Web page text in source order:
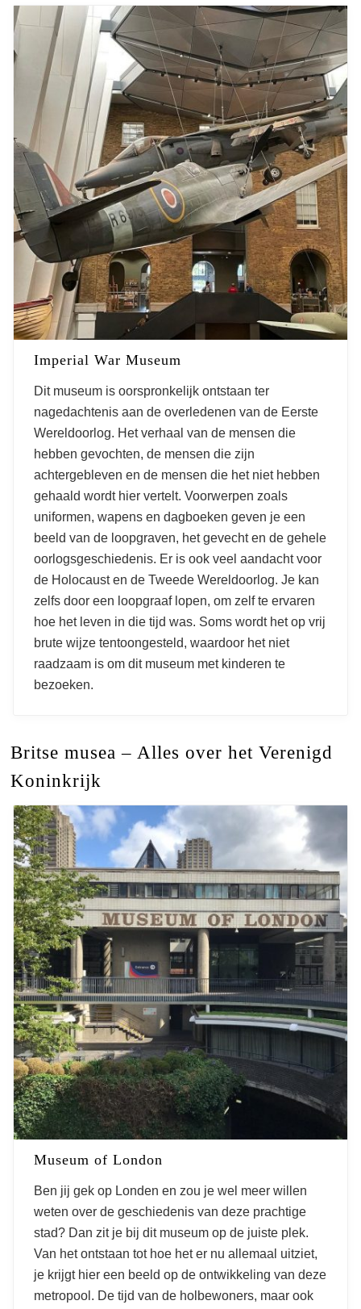
Imperial War Museum
Dit museum is oorspronkelijk ontstaan ter
nagedachtenis aan de overledenen van de Eerste
Wereldoorlog. Het verhaal van de mensen die
hebben gevochten, de mensen die zijn
achtergebleven en de mensen die het niet hebben
gehaald wordt hier vertelt. Voorwerpen zoals
uniformen, wapens en dagboeken geven je een
beeld van de loopgraven, het gevecht en de gehele
oorlogsgeschiedenis. Er is ook veel aandacht voor
de Holocaust en de Tweede Wereldoorlog. Je kan
zelfs door een loopgraaf lopen, om zelf te ervaren
hoe het leven in die tijd was. Soms wordt het op vrij
brute wijze tentoongesteld, waardoor het niet
raadzaam is om dit museum met kinderen te
bezoeken.
Britse musea – Alles over het Verenigd
Koninkrijk
Museum of London
Ben jij gek op Londen en zou je wel meer willen
weten over de geschiedenis van deze prachtige
stad? Dan zit je bij dit museum op de juiste plek.
Van het ontstaan tot hoe het er nu allemaal uitziet,
je krijgt hier een beeld op de ontwikkeling van deze
metropool. De tijd van de holbewoners, maar ook